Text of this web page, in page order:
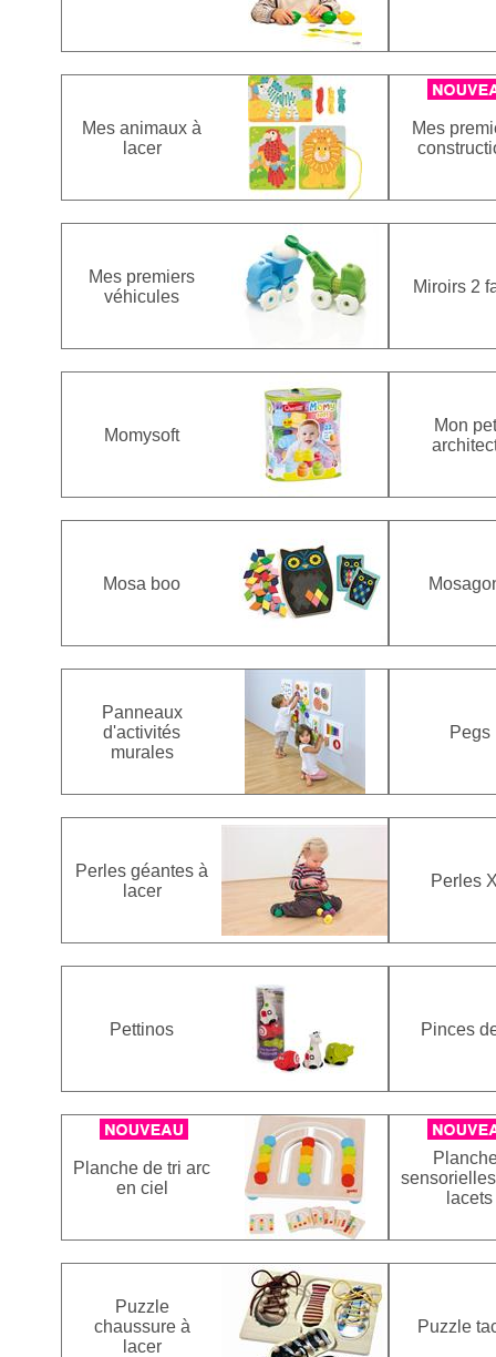
Mes animaux à
lacer
Mes
Mes premiers
véhicules
Miroirs 2
Momysoft
Mon
Mosa boo
Panneaux
d'activités
murales
Pegs
Perles géantes à
lacer
Perles
Pettinos Pinces
Planche de tri arc
en ciel
lacets
Puzzle
chaussure à
lacer
Puzzle